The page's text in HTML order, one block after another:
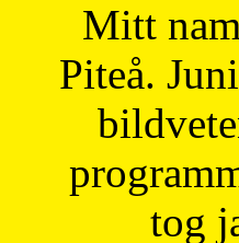
Mitt
Piteå.
tog